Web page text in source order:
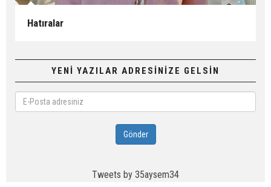
Hatıralar
YENİ YAZILAR ADRESİNİZE GELSİN
Posta
adresiniz
Gönder
Tweets by 35aysem34